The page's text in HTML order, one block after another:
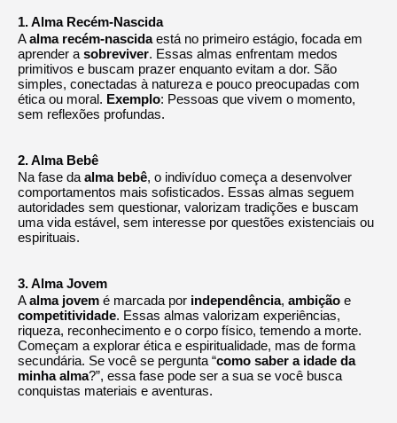
1. Alma Recém-Nascida
Aalma recém-nascidaestá no primeiro estágio, focada em
aprender asobreviver. Essas almas enfrentam medos
primitivos e buscam prazer enquanto evitam a dor. São
simples, conectadas à natureza e pouco preocupadas com
ética ou moral. Exemplo: Pessoas que vivem o momento,
sem reflexões profundas.
2. Alma Bebê
Na fase daalma bebê, o indivíduo começa a desenvolver
comportamentos mais sofisticados. Essas almas seguem
autoridades sem questionar, valorizam tradições e buscam
uma vida estável, sem interesse por questões existenciais ou
espirituais.
3. Alma Jovem
Aalma jovem é marcada por independência, ambição e
competitividade. Essas almas valorizam experiências,
riqueza, reconhecimento e o corpo físico, temendo a morte.
Começam a explorar ética e espiritualidade, mas de forma
secundária. Se você se pergunta “como saber a idade da
minha alma?”, essa fase pode ser a sua se você busca
conquistas materiais e aventuras.